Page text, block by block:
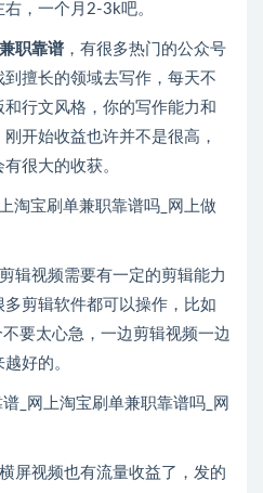
，一个月2-3k吧。
职靠谱 ，有很多热门的公众号
擅长的领域去写作，每天不
行文风格，你的写作能力和
开始收益也许并不是很高，
很大的收获。
辑视频需要有一定的剪辑能力
多剪辑软件都可以操作，比如
要太心急，一边剪辑视频一边
好的。
屏视频也有流量收益了，发的